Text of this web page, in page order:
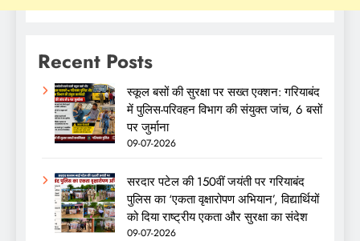
Recent Posts
स्कूल बसों की सुरक्षा पर सख्त एक्शन: गरियाबंद
में पुलिस-परिवहन विभाग की संयुक्त जांच, 6 बसों
पर जुर्माना
09-07-2026
सरदार पटेल की 150वीं जयंती पर गरियाबंद
पुलिस का ‘एकता वृक्षारोपण अभियान’, विद्यार्थियों
को दिया राष्ट्रीय एकता और सुरक्षा का संदेश
09-07-2026